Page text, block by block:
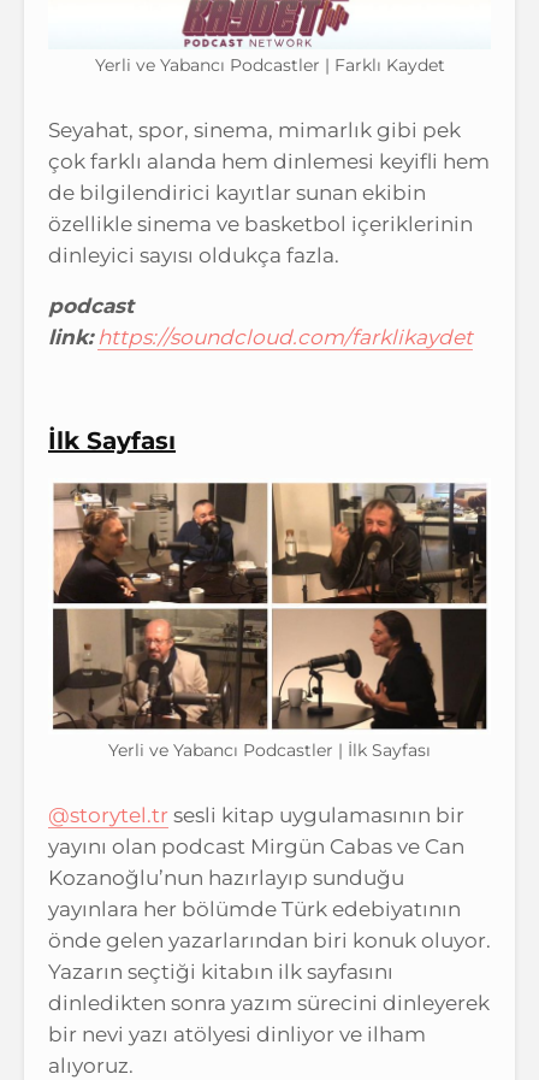
Yerli ve Yabancı Podcastler | Farklı Kaydet
Seyahat, spor, sinema, mimarlık gibi pek
çok farklı alanda hem dinlemesi keyifli hem
de bilgilendirici kayıtlar sunan ekibin
özellikle sinema ve basketbol içeriklerinin
dinleyici sayısı oldukça fazla.
podcast
link: https://soundcloud.com/farklikaydet
İlk Sayfası
Yerli ve Yabancı Podcastler | İlk Sayfası
@storytel.tr sesli kitap uygulamasının bir
yayını olan podcast Mirgün Cabas ve Can
Kozanoğlu’nun hazırlayıp sunduğu
yayınlara her bölümde Türk edebiyatının
önde gelen yazarlarından biri konuk oluyor.
Yazarın seçtiği kitabın ilk sayfasını
dinledikten sonra yazım sürecini dinleyerek
bir nevi yazı atölyesi dinliyor ve ilham
alıyoruz.